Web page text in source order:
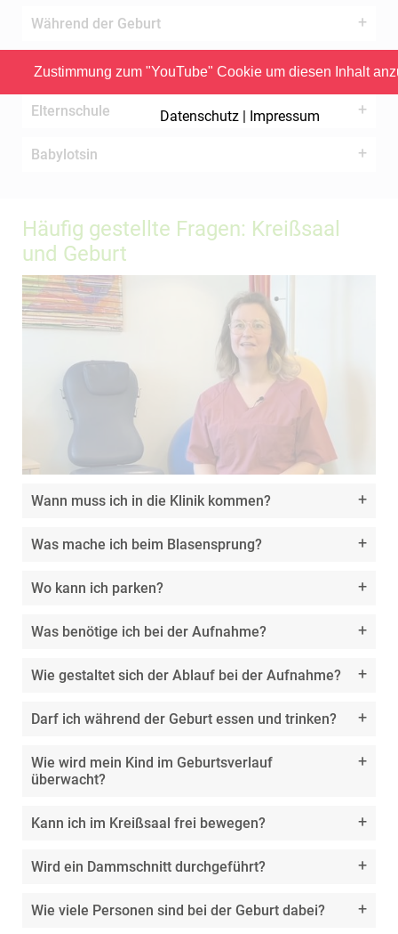
Während der Geburt
Nach der Geburt
Elternschule
Babylotsin
Häufig gestellte Fragen: Kreißsaal
und Geburt
Zustimmung zum "YouTube" Cookie um diesen Inhalt
Datenschutz | Impressum
Wann muss ich in die Klinik kommen?
Was mache ich beim Blasensprung?
Wo kann ich parken?
Was benötige ich bei der Aufnahme?
Wie gestaltet sich der Ablauf bei der Aufnahme?
Darf ich während der Geburt essen und trinken?
Wie wird mein Kind im Geburtsverlauf
überwacht?
Kann ich im Kreißsaal frei bewegen?
Wird ein Dammschnitt durchgeführt?
Wie viele Personen sind bei der Geburt dabei?